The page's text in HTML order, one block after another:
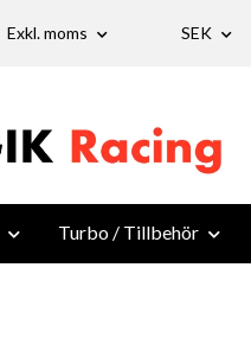
Exkl. moms SEK
Turbo / Tillbehör